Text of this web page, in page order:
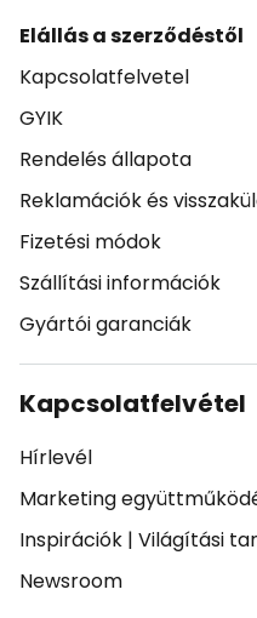
Elállás a szerződéstől
Kapcsolatfelvetel
GYIK
Rendelés állapota
Reklamációk és
Fizetési módok
Szállítási információk
Gyártói garanciák
Kapcsolatfelvétel
Hírlevél
Marketing
Inspirációk | Világítási
Newsroom